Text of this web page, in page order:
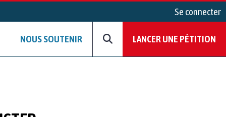
Se connecter
NOUS SOUTENIR LANCER UNE PÉTITION